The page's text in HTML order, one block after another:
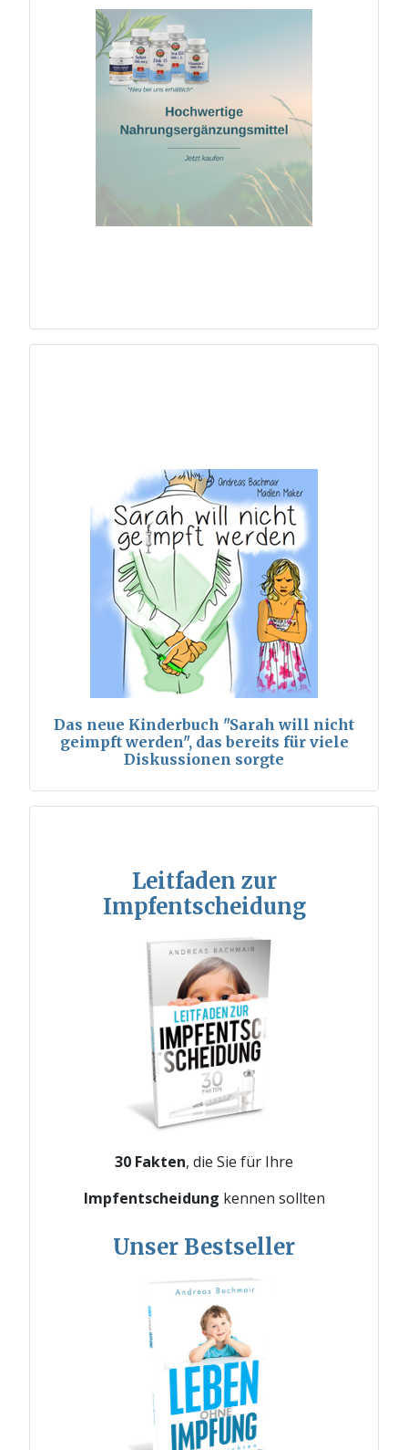
Das neue Kinderbuch "Sarah will nicht
geimpft werden", das bereits für viele
Diskussionen sorgte
Leitfaden zur
Impfentscheidung
30 Fakten, die Sie für Ihre
Impfentscheidung kennen sollten
Unser Bestseller